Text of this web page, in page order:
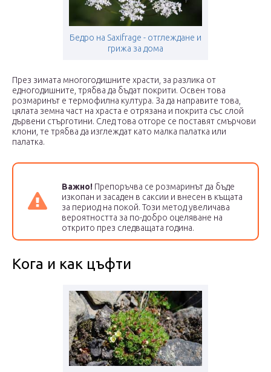
Бедро на Saxifrage - отглеждане и
грижа за дома
През зимата многогодишните храсти, за разлика от
едногодишните, трябва да бъдат покрити. Освен това
розмаринът е термофилна култура. За да направите това,
цялата земна част на храста е отрязана и покрита със слой
дървени стърготини. След това отгоре се поставят смърчови
клони, те трябва да изглеждат като малка палатка или
палатка.
Важно! Препоръчва се розмаринът да бъде
изкопан и засаден в саксии и внесен в къщата
за период на покой. Този метод увеличава
вероятността за по-добро оцеляване на
открито през следващата година.
Кога и как цъфти